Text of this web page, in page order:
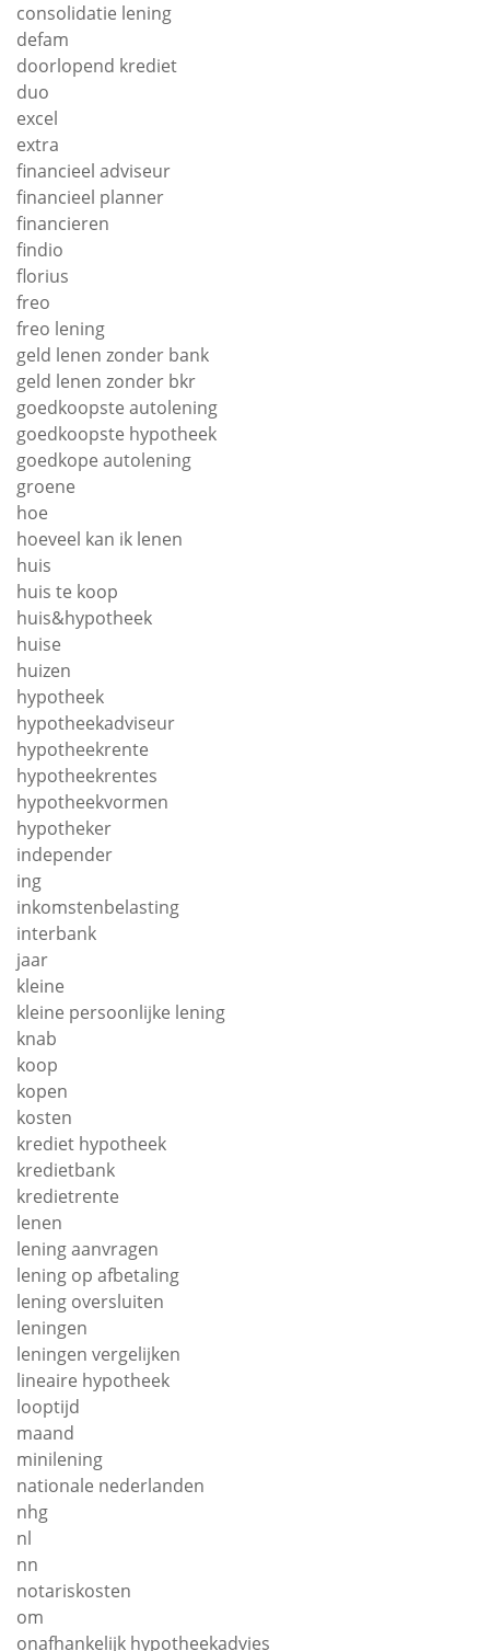
consolidatie lening
defam
doorlopend krediet
duo
excel
extra
financieel adviseur
financieel planner
financieren
findio
florius
freo
freo lening
geld lenen zonder bank
geld lenen zonder bkr
goedkoopste autolening
goedkoopste hypotheek
goedkope autolening
groene
hoe
hoeveel kan ik lenen
huis
huis te koop
huis&hypotheek
huise
huizen
hypotheek
hypotheekadviseur
hypotheekrente
hypotheekrentes
hypotheekvormen
hypotheker
independer
ing
inkomstenbelasting
interbank
jaar
kleine
kleine persoonlijke lening
knab
koop
kopen
kosten
krediet hypotheek
kredietbank
kredietrente
lenen
lening aanvragen
lening op afbetaling
lening oversluiten
leningen
leningen vergelijken
lineaire hypotheek
looptijd
maand
minilening
nationale nederlanden
nhg
nl
nn
notariskosten
om
onafhankelijk hypotheekadvies